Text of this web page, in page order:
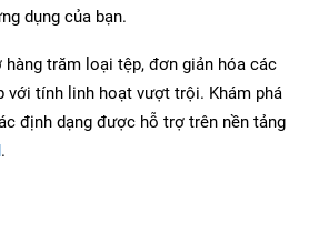
dụng của bạn.
trăm loại tệp, đơn giản hóa các
với tính linh hoạt vượt trội. Khám phá
định dạng được hỗ trợ trên nền tảng
.